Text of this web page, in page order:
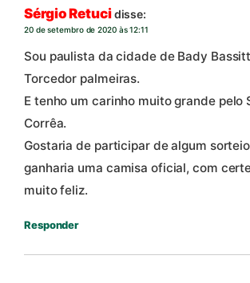
Sérgio Retucidisse:
20 de setembro de 2020 às 12:11
Sou paulista da cidade de Bady
Torcedor palmeiras.
E tenho um carinho muito grande pelo
Corrêa.
Gostaria de participar de algum
ganharia uma camisa oficial, com
muito feliz.
Responder